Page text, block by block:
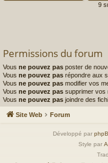
9
Permissions du forum
Vous ne pouvez pas poster de
Vous ne pouvez pas répondre aux
Vous ne pouvez pas modifier vos
Vous ne pouvez pas supprimer vos
Vous ne pouvez pas joindre des
Site Web Forum
Développé par
Style par